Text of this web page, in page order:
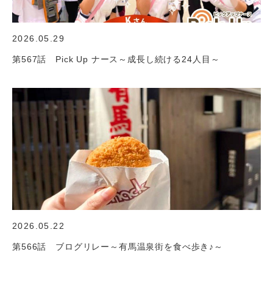
2026.05.29
第567話 Pick Up ナース～成長し続ける24人目～
2026.05.22
第566話 ブログリレー～有馬温泉街を食べ歩き♪～